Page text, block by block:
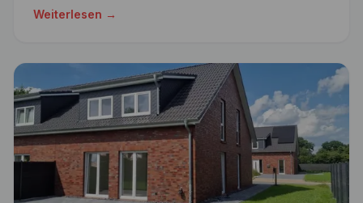
Weiterlesen →